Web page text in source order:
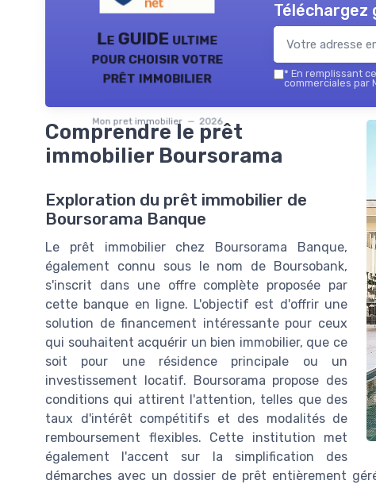
Le GUIDE ultime
pour choisir votre
prêt immobilier
Mon pret immobilier — 2026
* En remplissant
commerciales par
Comprendre le prêt
immobilier Boursorama
Exploration du prêt immobilier de
Boursorama Banque
Le prêt immobilier chez Boursorama Banque,
également connu sous le nom de Boursobank,
s'inscrit dans une offre complète proposée par
cette banque en ligne. L'objectif est d'offrir une
solution de financement intéressante pour ceux
qui souhaitent acquérir un bien immobilier, que ce
soit pour une résidence principale ou un
investissement locatif. Boursorama propose des
conditions qui attirent l'attention, telles que des
taux d'intérêt compétitifs et des modalités de
remboursement flexibles. Cette institution met
également l'accent sur la simplification des
démarches avec un dossier de prêt entièrement